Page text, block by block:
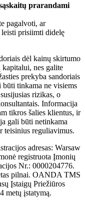
prarandami
pagalvoti, ar
prisiimti didelę
dėl kainų skirtumo
nes galite
prekyba sandoriais
tinkama ne visiems
rizikas, o
Informacija
tikros šalies klientus, ir
gali būti netinkama
teisinius reguliavimus.
adresas: Warsaw
registruota Įmonių
Nr.: 0000204776.
pilnai. OANDA TMS
Įstaigų Priežiūros
metų įstatymą.